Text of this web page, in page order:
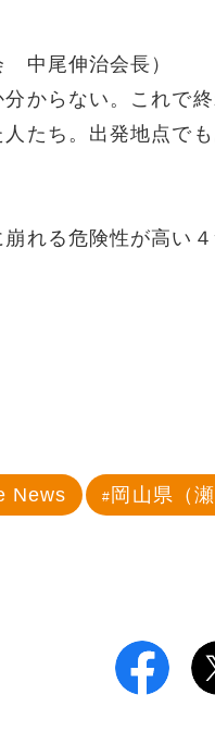
中尾伸治会長）
分からない。これで
たち。出発地点で
れる危険性が高い
News 岡山県（